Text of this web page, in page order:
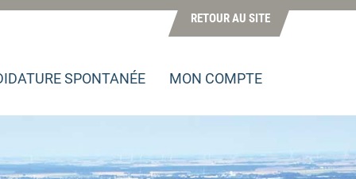
RETOUR AU SITE
SPONTANÉE MON COMPTE